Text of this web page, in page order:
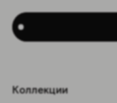
Коллекции